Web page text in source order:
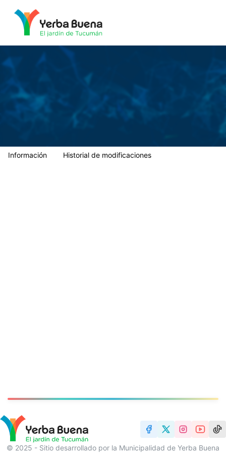
Información Historial de modificaciones
© 2025 - Sitio desarrollado por la Municipalidad de Yerba Buena